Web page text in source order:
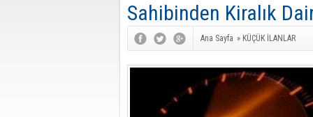
Sahibinden Kiralık
Ana Sayfa » KÜÇÜK İLANLAR